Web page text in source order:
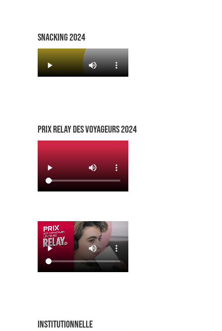
SNACKING 2024
PRIX RELAY DES VOYAGEURS 2024
INSTITUTIONNELLE